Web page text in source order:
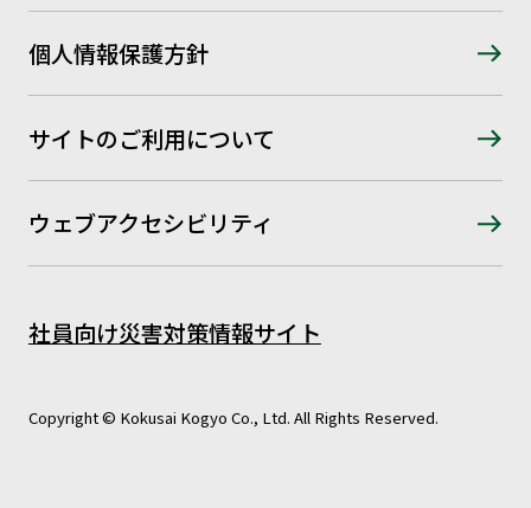
個人情報保護方針
サイトのご利用について
ウェブアクセシビリティ
Copyright © Kokusai Kogyo Co., Ltd. All Rights Reserved.
社員向け災害対策情報サイト